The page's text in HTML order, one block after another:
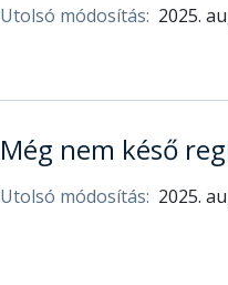
Utolsó módosítás: 2025.
Még nem késő
Utolsó módosítás: 2025.